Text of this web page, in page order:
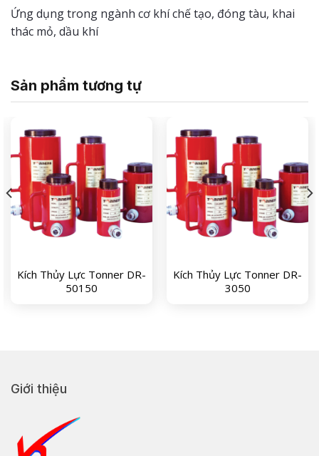
Ứng dụng trong ngành cơ khí chế tạo, đóng tàu, khai
thác mỏ, dầu khí
Sản phẩm tương tự
Kích Thủy Lực Tonner DR-
50150
Kích Thủy Lực Tonner DR-
3050
Giới thiệu